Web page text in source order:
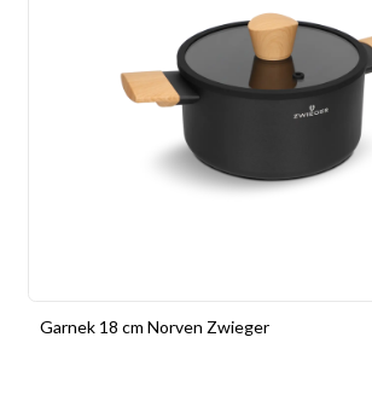
Garnek 18 cm Norven Zwieger